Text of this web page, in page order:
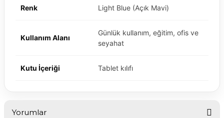
Renk Light Blue (Açık Mavi)
Kullanım Alanı
Günlük kullanım, eğitim, ofis ve
seyahat
Kutu İçeriği Tablet kılıfı
Yorumlar